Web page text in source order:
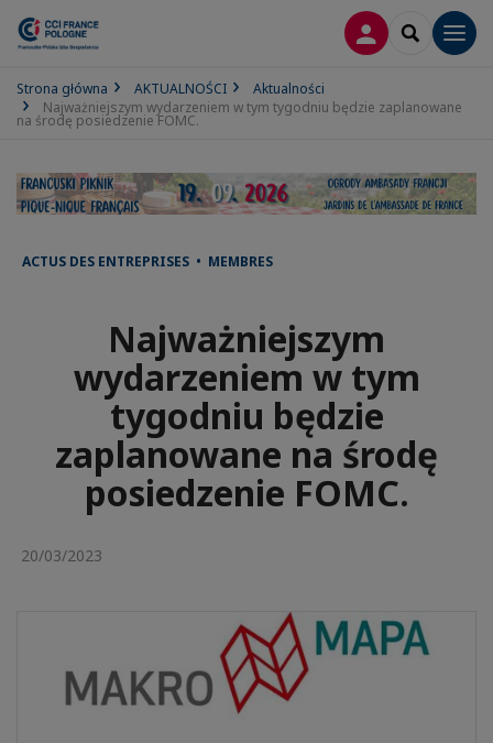
LOGOWANIE
SEARCH
Strona główna AKTUALNOŚCI
Aktualności
Najważniejszym wydarzeniem w tym tygodniu będzie zaplanowane
na środę posiedzenie FOMC.
ACTUS DES ENTREPRISES • MEMBRES
Najważniejszym
wydarzeniem w tym
tygodniu będzie
zaplanowane na środę
posiedzenie FOMC.
20/03/2023